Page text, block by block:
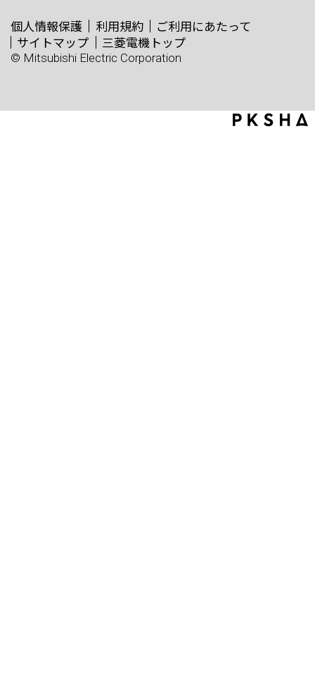
個人情報保護 利用規約
ご利用にあたって
サイトマップ
三菱電機トップ
© Mitsubishi Electric Corporation